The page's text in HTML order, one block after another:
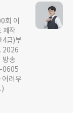
회 이
제작
4급)부
2026
방송
0605
어려우